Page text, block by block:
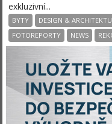
exkluzivní...
BYTY DESIGN &
FOTOREPORTY
NEWS